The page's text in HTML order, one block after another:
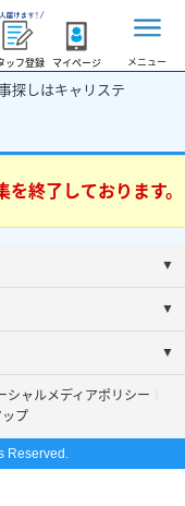
ッフ登録 マイページ メニュー
探しはキャリステ
終了しております。
▼
▼
▼
シャルメディアポリシー
プ
Reserved.